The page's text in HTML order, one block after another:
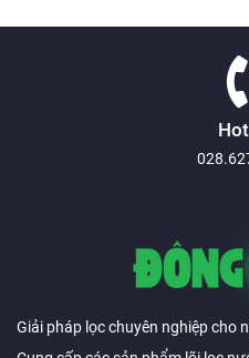
Giải pháp lọc chuyên nghiệp cho